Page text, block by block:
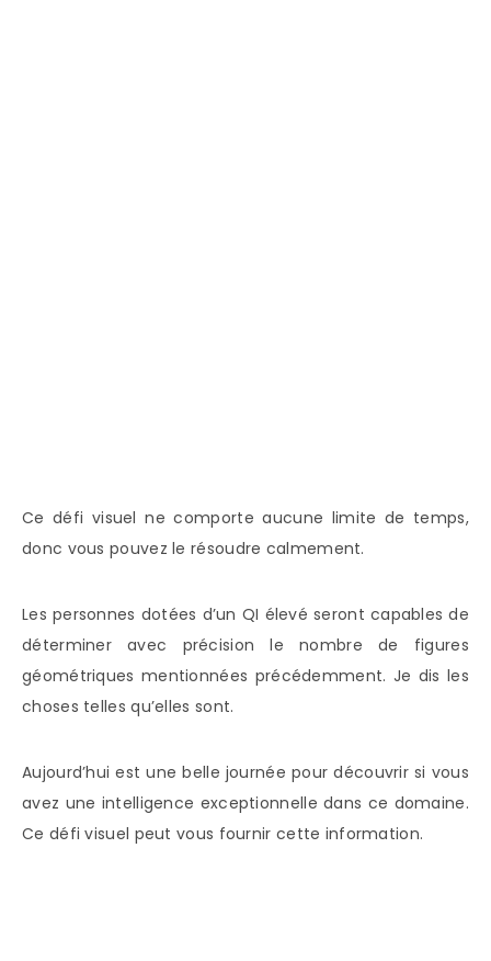
Ce défi visuel ne comporte aucune limite de temps,
donc vous pouvez le résoudre calmement.
Les personnes dotées d’un QI élevé seront capables de
déterminer avec précision le nombre de figures
géométriques mentionnées précédemment. Je dis les
choses telles qu’elles sont.
Aujourd’hui est une belle journée pour découvrir si vous
avez une intelligence exceptionnelle dans ce domaine.
Ce défi visuel peut vous fournir cette information.